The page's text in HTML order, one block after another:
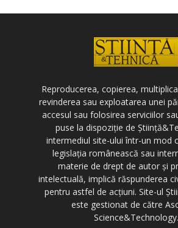
Reproducerea, copierea,
revinderea sau exploatarea unei
accesul sau folosirea serviciilor
puse la dispoziție de
intermediul site-ului într-un mod
legislația românească sau
materie de drept de autor și
intelectuală, implică răspunderea
pentru astfel de acțiuni. Site-ul
este gestionat de către
Science&Technology.